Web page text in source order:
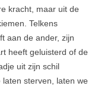
kracht, maar uit de
Telkens
aan de ander, zijn
heeft geluisterd of de
uit zijn schil
laten sterven, laten we